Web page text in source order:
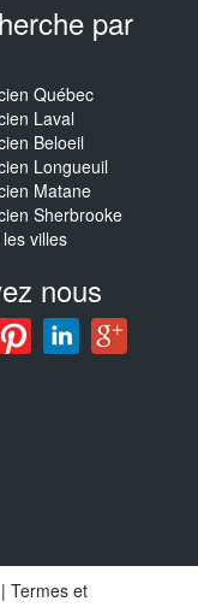
par
Québec
Laval
Beloeil
Longueuil
Matane
Sherbrooke
villes
nous
| Termes et